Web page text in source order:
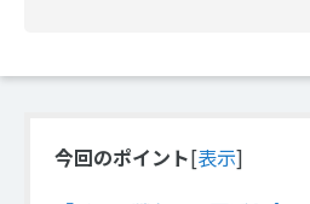
今回のポイント[表示]